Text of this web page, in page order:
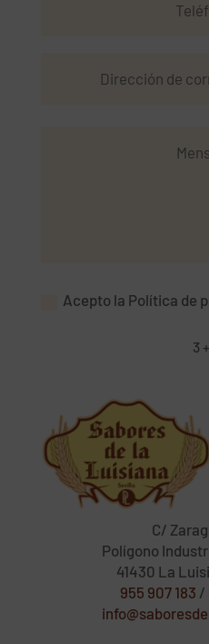
Acepto la Política de
3
C/
Polígono
41430 La
955 907 183 /